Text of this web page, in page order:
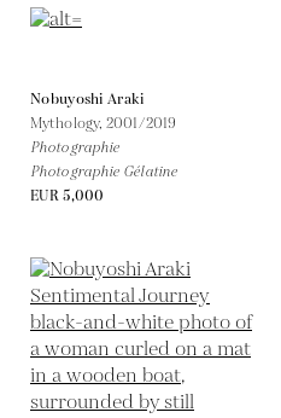
Nobuyoshi Araki
Mythology,2001/2019
Photographie
Photographie Gélatine
EUR 5,000